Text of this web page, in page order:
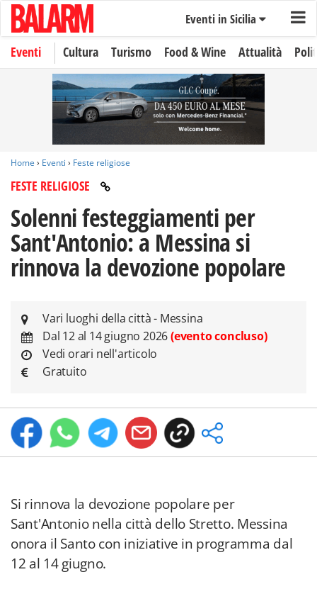
Eventi in Sicilia
Eventi Cultura Turismo Food & Wine Attualità
Home › Eventi › Feste religiose
FESTE RELIGIOSE
Solenni festeggiamenti per
Sant'Antonio: a Messina si
rinnova la devozione popolare
Vari luoghi della città - Messina
Dal 12 al 14 giugno 2026(evento concluso)
Vedi orari nell'articolo
Gratuito
Si rinnova la devozione popolare per
Sant'Antonio nella città dello Stretto. Messina
onora il Santo con iniziative in programma dal
12 al 14 giugno.